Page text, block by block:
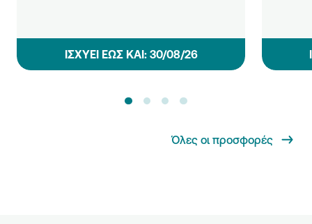
ΙΣΧΥΕΙ ΕΩΣ ΚΑΙ: 30/08/26
Όλες οι προσφορές